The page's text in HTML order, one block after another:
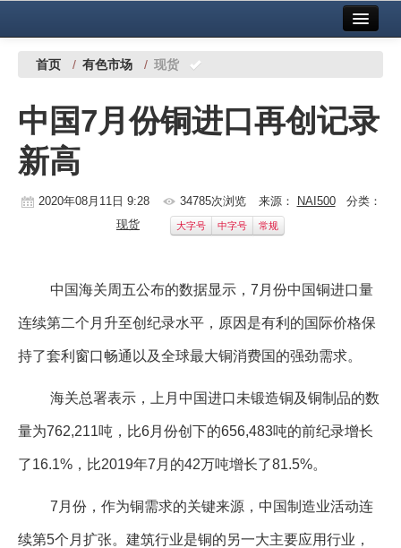
中国有色金属报社主办 广告服务
铜镍铅锌
铝
稀有稀土
镁钛
地矿 建设
党建工作
企业文化
《资源再生》杂志
行情报价
数字报
首页 / 有色市场 / 现货
中国7月份铜进口再创记录
新高
2020年08月11日 9:28 34785次浏览 来源： NAI500分类：
现货
大字号 中字号 常规
中国海关周五公布的数据显示，7月份中国铜进口量
连续第二个月升至创纪录水平，原因是有利的国际价格保
持了套利窗口畅通以及全球最大铜消费国的强劲需求。
海关总署表示，上月中国进口未锻造铜及铜制品的数
量为762,211吨，比6月份创下的656,483吨的前纪录增长
了16.1%，比2019年7月的42万吨增长了81.5%。
7月份，作为铜需求的关键来源，中国制造业活动连
续第5个月扩张。建筑行业是铜的另一大主要应用行业，